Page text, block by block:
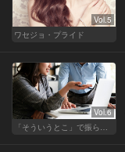
Vol.5
ワセジョ・プライド
Vol.6